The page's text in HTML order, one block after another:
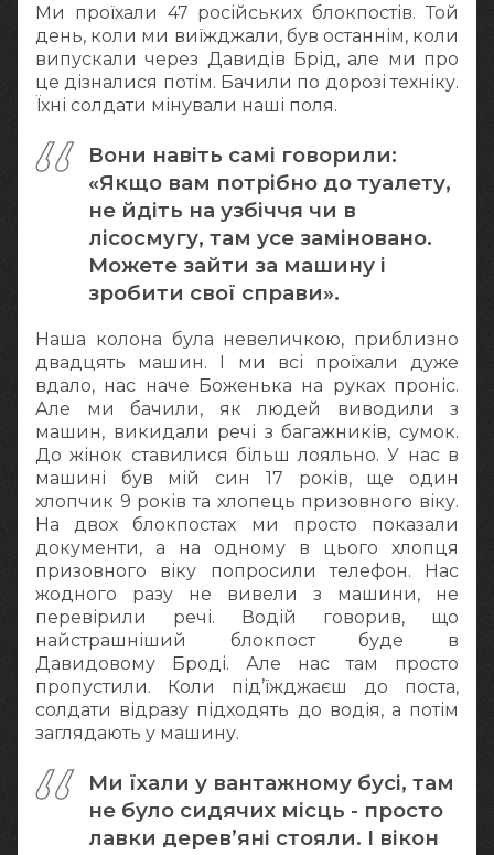
Ми проїхали 47 російських блокпостів. Той
день, коли ми виїжджали, був останнім, коли
випускали через Давидів Брід, але ми про
це дізналися потім. Бачили по дорозі техніку.
Їхні солдати мінували наші поля.
Вони навіть самі говорили:
«Якщо вам потрібно до туалету,
не йдіть на узбіччя чи в
лісосмугу, там усе заміновано.
Можете зайти за машину і
зробити свої справи».
Наша колона була невеличкою, приблизно
двадцять машин. І ми всі проїхали дуже
вдало, нас наче Боженька на руках проніс.
Але ми бачили, як людей виводили з
машин, викидали речі з багажників, сумок.
До жінок ставилися більш лояльно. У нас в
машині був мій син 17 років, ще один
хлопчик 9 років та хлопець призовного віку.
На двох блокпостах ми просто показали
документи, а на одному в цього хлопця
призовного віку попросили телефон. Нас
жодного разу не вивели з машини, не
перевірили речі. Водій говорив, що
найстрашніший блокпост буде в
Давидовому Броді. Але нас там просто
пропустили. Коли під’їжджаєш до поста,
солдати відразу підходять до водія, а потім
заглядають у машину.
Ми їхали у вантажному бусі, там
не було сидячих місць - просто
лавки дерев’яні стояли. І вікон